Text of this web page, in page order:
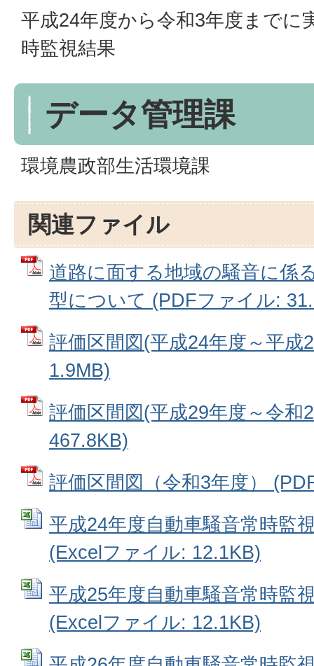
平成24年度から令和3年度までに
時監視結果
データ管理課
環境農政部生活環境課
関連ファイル
道路に面する地域の騒音に係
型について (PDFファイル:
評価区間図(平成24年度～平
1.9MB)
評価区間図(平成29年度～令
467.8KB)
評価区間図（令和3年度）
平成24年度自動車騒音常時監
(Excelファイル: 12.1KB)
平成25年度自動車騒音常時監
(Excelファイル: 12.1KB)